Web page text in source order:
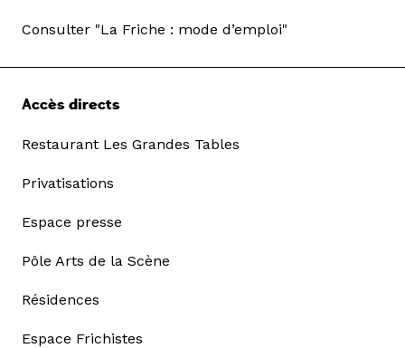
Consulter "La Friche : mode d’emploi"
Accès directs
Restaurant Les Grandes Tables
Privatisations
Espace presse
Pôle Arts de la Scène
Résidences
Espace Frichistes